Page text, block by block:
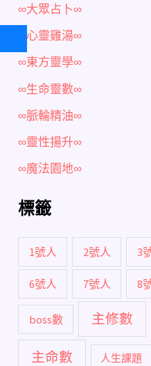
∞大眾占卜∞
∞心靈雞湯∞
∞東方靈學∞
∞生命靈數∞
∞脈輪精油∞
∞靈性揚升∞
∞魔法園地∞
標籤
1號人 2號人 3
6號人 7號人 8
boss數 主修數
主命數 人生課題